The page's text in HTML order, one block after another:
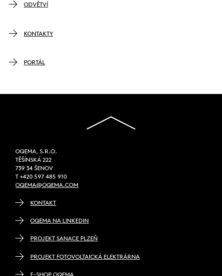
ODVĚTVÍ
KONTAKTY
PORTÁL
OQEMA, S.R.O.
TĚŠÍNSKÁ 222
739 34 ŠENOV
T +420 597 485 910
OQEMA@OQEMA.COM
KONTAKT
OQEMA NA LINKEDIN
PROJEKT SANACE PLZEŇ
PROJEKT FOTOVOLTAICKÁ ELEKTRÁRNA
E-SHOP OQEMA